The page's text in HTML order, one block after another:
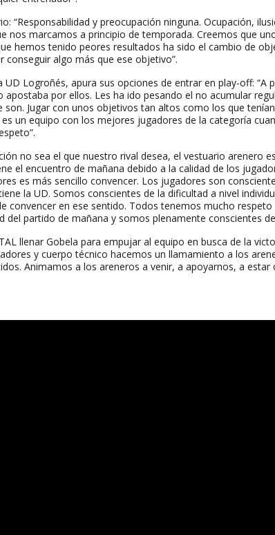
“Responsabilidad y preocupación ninguna. Ocupación,
nos marcamos a principio de temporada. Creemos que
hemos tenido peores resultados ha sido el cambio de
algo más que ese objetivo”.
UD Logroñés, apura sus opciones de entrar en play-off: “A
por ellos. Les ha ido pesando el no acumular
Jugar con unos objetivos tan altos como los que
un equipo con los mejores jugadores de la categoría
no sea el que nuestro rival desea, el vestuario arenero
el encuentro de mañana debido a la calidad de los
es más sencillo convencer. Los jugadores son
la UD. Somos conscientes de la dificultad a nivel
convencer en ese sentido. Todos tenemos mucho
del partido de mañana y somos plenamente conscientes
llenar Gobela para empujar al equipo en busca de la
y cuerpo técnico hacemos un llamamiento a los
Animamos a los areneros a venir, a apoyarnos, a